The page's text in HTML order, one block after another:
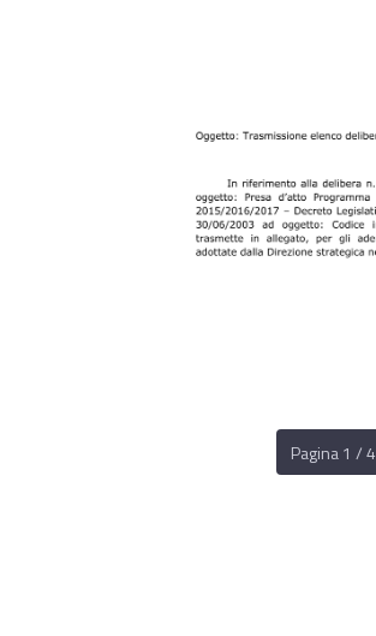
Pagina 1 / 4